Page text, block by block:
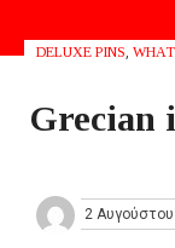
DELUXE PINS
Grecian
2